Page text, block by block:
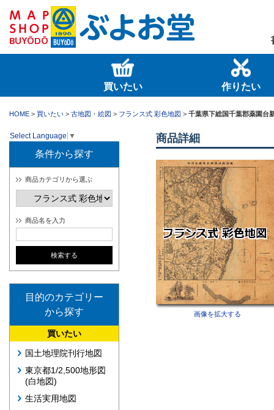
買いたい 作りたい
HOME > 買いたい > 古地図・絵図 > フランス式 彩色地図 > 千葉県下総国千葉郡薬園台
Select Language ▼
条件から探す
商品カテゴリから選ぶ
商品名を入力
目的のカテゴリー
から探す
買いたい
国土地理院刊行地図
東京都1/2,500地形図
(白地図)
生活実用地図
商品詳細
画像を拡大する